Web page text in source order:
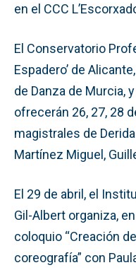
en el CCC
El Conservatorio
Espadero’ de
de Danza de Murcia,
ofrecerán 26, 27, 28
magistrales de
Martínez Miguel,
El 29 de abril, el
Gil-Albert organiza,
coloquio “Creación
coreografía” con